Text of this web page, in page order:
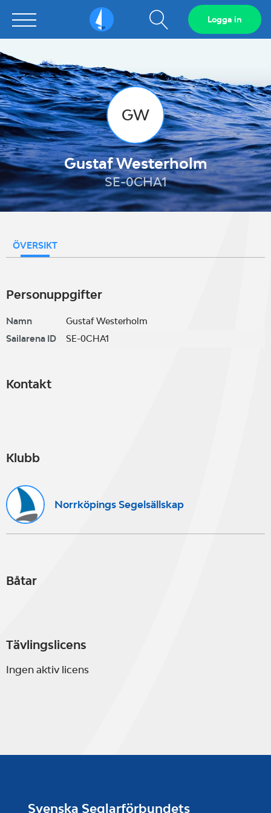
Sailarena Visa
sökfält
Logga in
GW
Gustaf Westerholm
SE-0CHA1
ÖVERSIKT
Personuppgifter
Namn
Gustaf Westerholm
Sailarena ID
SE-0CHA1
Kontakt
Klubb
Norrköpings Segelsällskap
Båtar
Tävlingslicens
Ingen aktiv licens
Svenska Seglarförbundets